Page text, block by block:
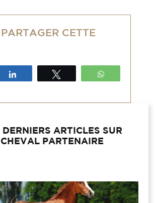
CETTE
DERNIERS ARTICLES SUR
CHEVAL PARTENAIRE